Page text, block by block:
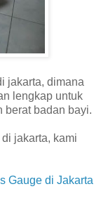
jakarta, dimana
lengkap untuk
berat badan bayi.
jakarta, kami
Gauge di Jakarta